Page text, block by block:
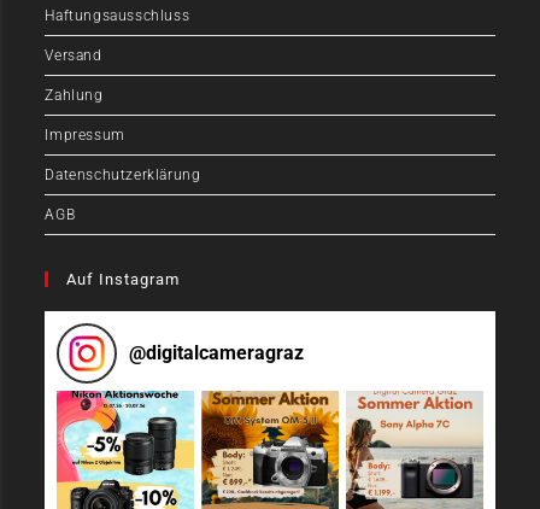
Haftungsausschluss
Versand
Zahlung
Impressum
Datenschutzerklärung
AGB
Auf Instagram
@digitalcameragraz